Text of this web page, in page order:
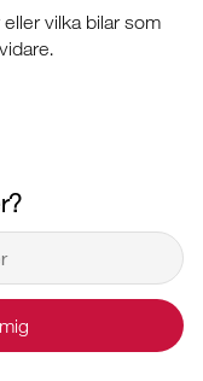
vilka bilar som